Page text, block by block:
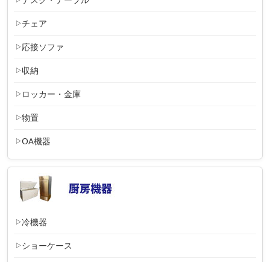
チェア
応接ソファ
収納
ロッカー・金庫
物置
OA機器
冷機器
ショーケース